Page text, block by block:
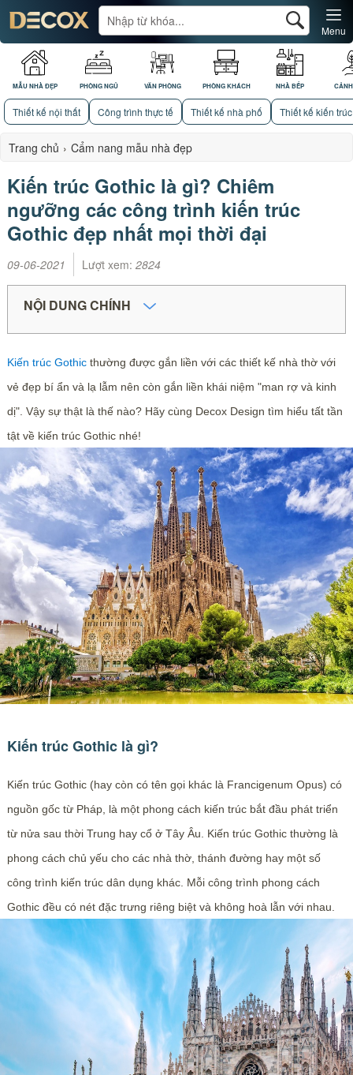
MẪU NHÀ ĐẸP PHÒNG NGỦ VĂN PHÒNG PHÒNG KHÁCH NHÀ BẾP
Menu
Thiết kế nội thất Công trình thực tế Thiết kế nhà phố Thiết kế kiến trúc
Trang chủ › Cẩm nang mẫu nhà đẹp
Kiến trúc Gothic là gì? Chiêm
ngưỡng các công trình kiến trúc
Gothic đẹp nhất mọi thời đại
09-06-2021 Lượt xem: 2824
NỘI DUNG CHÍNH
Kiến trúc Gothicthường được gắn liền với các thiết kế nhà thờ với
vẻ đẹp bí ẩn và lạ lẫm nên còn gắn liền khái niệm "man rợ và kinh
dị". Vậy sự thật là thế nào? Hãy cùng Decox Design tìm hiểu tất tần
tật về kiến trúc Gothic nhé!
Kiến trúc Gothic là gì?
Kiến trúc Gothic (hay còn có tên gọi khác là Francigenum Opus) có
nguồn gốc từ Pháp, là một phong cách kiến trúc bắt đầu phát triển
từ nửa sau thời Trung hay cổ ở Tây Âu. Kiến trúc Gothic thường là
phong cách chủ yếu cho các nhà thờ, thánh đường hay một số
công trình kiến trúc dân dụng khác. Mỗi công trình phong cách
Gothic đều có nét đặc trưng riêng biệt và không hoà lẫn với nhau.